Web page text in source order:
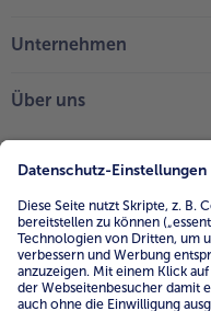
Unternehmen
Über uns